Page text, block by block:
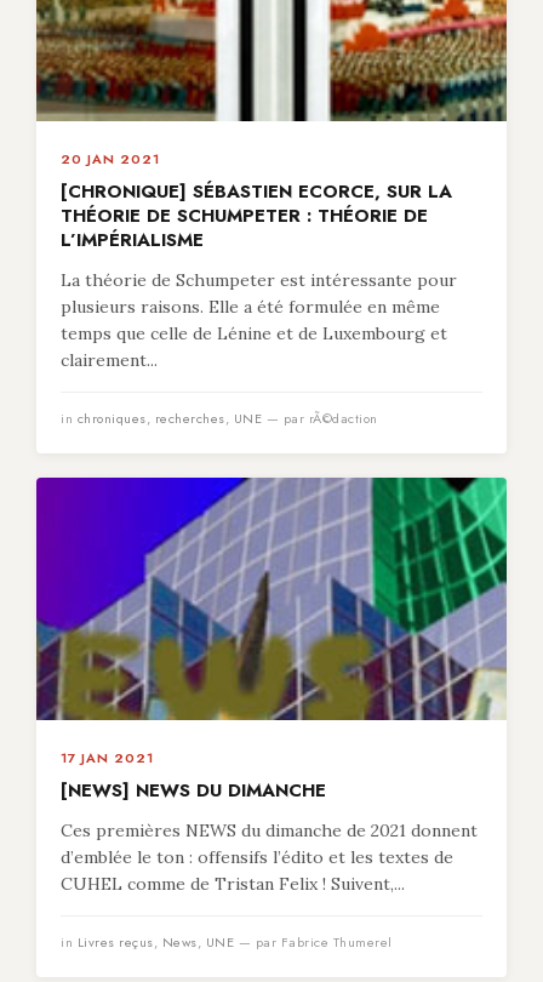
20 JAN 2021
[CHRONIQUE] SÉBASTIEN ECORCE, SUR LA
THÉORIE DE SCHUMPETER : THÉORIE DE
L’IMPÉRIALISME
La théorie de Schumpeter est intéressante pour
plusieurs raisons. Elle a été formulée en même
temps que celle de Lénine et de Luxembourg et
clairement...
in chroniques, recherches, UNE — par rÃ©daction
17 JAN 2021
[NEWS] NEWS DU DIMANCHE
Ces premières NEWS du dimanche de 2021 donnent
d’emblée le ton : offensifs l’édito et les textes de
CUHEL comme de Tristan Felix ! Suivent,...
in Livres reçus, News, UNE — par Fabrice Thumerel